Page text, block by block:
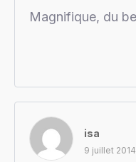
Magnifique, du
isa
9 juillet 2014